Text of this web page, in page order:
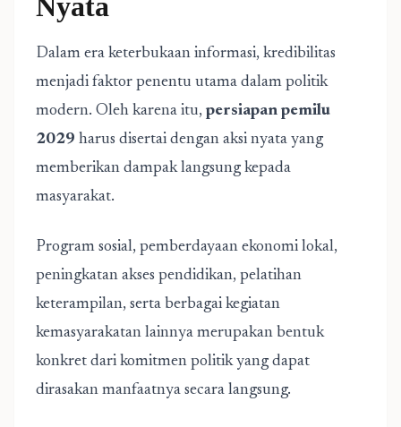
Dalam era keterbukaan informasi, kredibilitas
menjadi faktor penentu utama dalam politik
modern. Oleh karena itu, persiapan pemilu
2029 harus disertai dengan aksi nyata yang
memberikan dampak langsung kepada
masyarakat.
Program sosial, pemberdayaan ekonomi lokal,
peningkatan akses pendidikan, pelatihan
keterampilan, serta berbagai kegiatan
kemasyarakatan lainnya merupakan bentuk
konkret dari komitmen politik yang dapat
dirasakan manfaatnya secara langsung.